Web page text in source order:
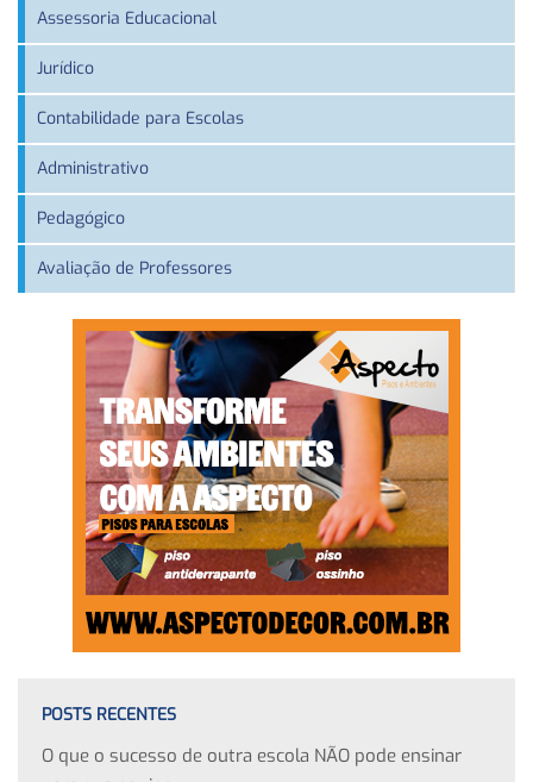
Assessoria Educacional
Jurídico
Contabilidade para Escolas
Administrativo
Pedagógico
Avaliação de Professores
POSTS RECENTES
O que o sucesso de outra escola NÃO pode ensinar